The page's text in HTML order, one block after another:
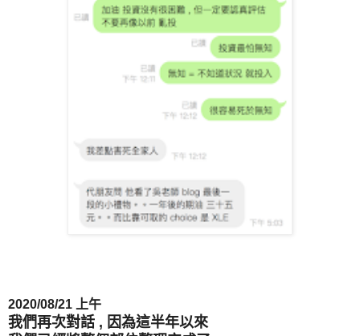
2020/08/21 上午
我們再次對話 , 因為這半年以來